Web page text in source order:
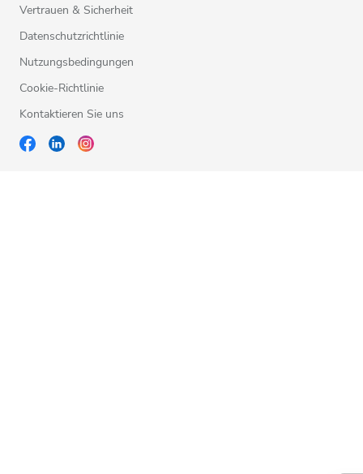
Vertrauen & Sicherheit
Datenschutzrichtlinie
Nutzungsbedingungen
Cookie-Richtlinie
Kontaktieren Sie uns